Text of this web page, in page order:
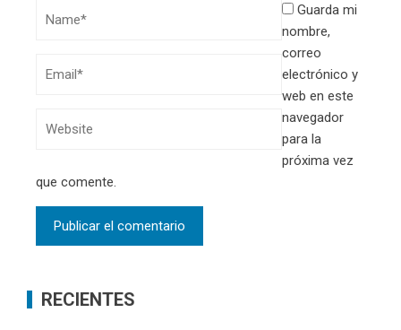
Guarda mi
nombre,
correo
electrónico y
web en este
navegador
para la
próxima vez
que comente.
RECIENTES